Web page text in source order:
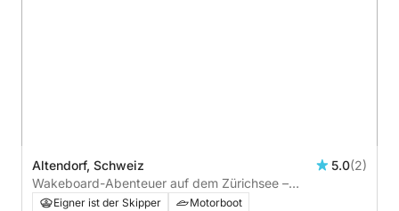
Altendorf, Schweiz 5.0(2)
Wakeboard-Abenteuer auf dem Zürichsee –
Ganztageserlebnis mit landschaftlichen Highlights
Eigner ist der Skipper
Motorboot